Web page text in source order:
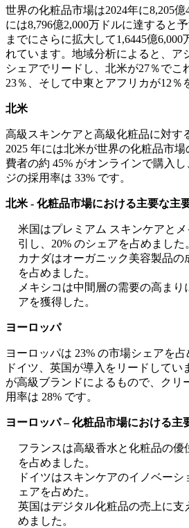
世界の化粧品市場は2024年に8,205億
には8,796億2,000万ドルに達すると
までにさらに拡大して1,6445億
れています。地域分析によると、ア
シェアでリードし、北米が27％でこ
23％、そして中東とアフリカが12％
北米
高級スキンケアと高級化粧品に対す
2025 年には北米が世界の化粧品市
費者の約 45% がオンラインで購入
ジの採用率は 33% です。
北米 - 化粧品市場における主要な主
米国はプレミアム スキンケアと
引し、20% のシェアを占めました
カナダはオーガニック美容製品の
を占めました。
メキシコは中間層の需要の高まり
アを獲得した。
ヨーロッパ
ヨーロッパは 23% の市場シェアを占
ドイツ、英国が導入をリードしてい
が高級ブランドによるもので、クリ
用率は 28% です。
ヨーロッパ – 化粧品市場における主
フランスは高級香水と化粧品の優
を占めました。
ドイツはスキンケアのイノベー
ェアを占めた。
英国はデジタル化粧品の売上に支
めました。